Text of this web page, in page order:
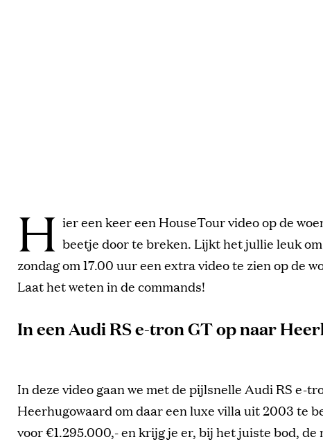
H ier een keer een HouseTour video op de
beetje door te breken. Lijkt het jullie leuk
zondag om 17.00 uur een extra video te zien op de
Laat het weten in de commands!
In een Audi RS e-tron GT op naar
In deze video gaan we met de pijlsnelle Audi RS e-
Heerhugowaard om daar een luxe villa uit 2003 te
voor €1.295.000,- en krijg je er, bij het juiste bod, de